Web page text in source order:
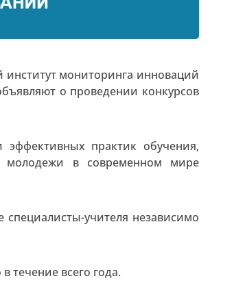
мониторинга инноваций
о проведении конкурсов
практик обучения,
молодежи в современном мире
учителя независимо
течение всего года.